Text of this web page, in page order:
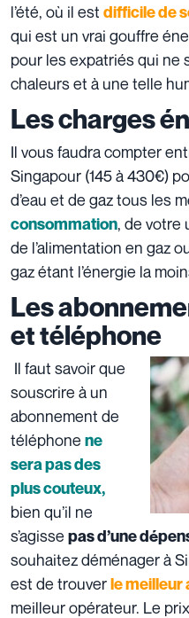
l’été, où il est difficile de
qui est un vrai gouffre
pour les expatriés qui ne
chaleurs et à une telle
Les charges
Il vous faudra compter
Singapour (145 à 430€)
d’eau et de gaz tous les
consommation, de votre
de l’alimentation en gaz
gaz étant l’énergie la
Les
et téléphone
Il faut savoir que
souscrire à un
abonnement de
téléphone ne
sera pas des
plus couteux,
bien qu’il ne
s’agisse pas d’une
souhaitez déménager à
est de trouverle meilleur
meilleur opérateur. Le